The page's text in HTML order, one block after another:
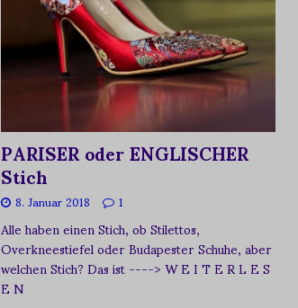
PARISER oder ENGLISCHER
Stich
8. Januar 2018 1
Alle haben einen Stich, ob Stilettos,
Overkneestiefel oder Budapester Schuhe, aber
welchen Stich? Das ist----> W E I T E R L E S
E N